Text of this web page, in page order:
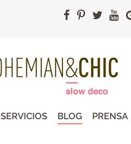
SERVICIOS BLOG PRENSA